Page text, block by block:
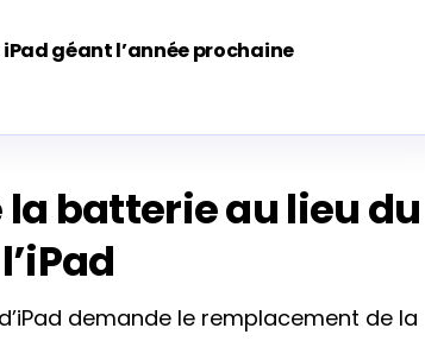
géant l’année prochaine
batterie au lieu du
demande le remplacement de la